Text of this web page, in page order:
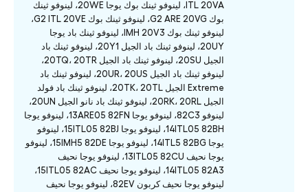
ITL 20VA، لينوفو ثينك بوك يوجا 20WE، لينوفو ثينك
بوك G2 ARE 20VG، لينوفو ثينك بوك G2 ITL 20VE،
لينوفو ثينك بوك IMH 20V3، لينوفو ثينك باد يوجا
20UY، لينوفو ثينك باد الجيل 20Y1، لينوفو ثينك باد
الجيل 20SU، لينوفو ثينك باد الجيل 20TQ، 20TR،
لينوفو ثينك باد الجيل 20UR، 20US، لينوفو ثينك باد
Extreme الجيل 20TK، 20TL، لينوفو ثينك باد فولد
الجيل 20RK، 20RL، لينوفو ثينك باد نانو الجيل 20UN،
لينوفو 82C3، لينوفو يوجا 13ARE05 82FN، لينوفو يوجا
14ITL05 82BH، لينوفو يوجا 15ITL05 82BJ، لينوفو
يوجا 14ITL5 82BG، لينوفو يوجا 15IMH5 82DE، لينوفو
يوجا نحيف 13ITL05 82CU، لينوفو يوجا نحيف
14ITL05 82A3، لينوفو يوجا نحيف 15ITL05 82AC،
لينوفو يوجا نحيف كربون 82EV، لينوفو يوجا نحيف